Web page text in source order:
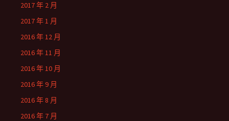
2017 年 2 月
2017 年 1 月
2016 年 12 月
2016 年 11 月
2016 年 10 月
2016 年 9 月
2016 年 8 月
2016 年 7 月